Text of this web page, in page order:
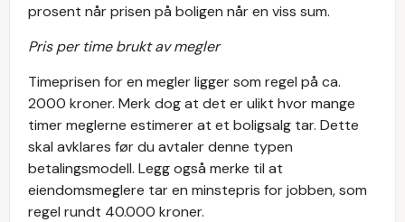
prosent når prisen på boligen når en viss sum.
Pris per time brukt av megler
Timeprisen for en megler ligger som regel på ca.
2000 kroner. Merk dog at det er ulikt hvor mange
timer meglerne estimerer at et boligsalg tar. Dette
skal avklares før du avtaler denne typen
betalingsmodell. Legg også merke til at
eiendomsmeglere tar en minstepris for jobben, som
regel rundt 40.000 kroner.